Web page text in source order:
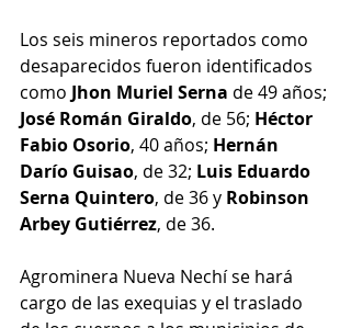
Los seis mineros reportados como
desaparecidos fueron identificados
como Jhon Muriel Serna de 49 años;
José Román Giraldo, de 56; Héctor
Fabio Osorio, 40 años; Hernán
Darío Guisao, de 32; Luis Eduardo
Serna Quintero, de 36 y Robinson
Arbey Gutiérrez, de 36.
Agrominera Nueva Nechí se hará
cargo de las exequias y el traslado